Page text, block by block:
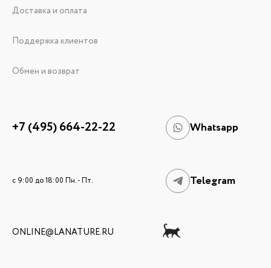
Доставка и оплата
Поддержка клиентов
Обмен и возврат
+7 (495) 664-22-22 Whatsapp
c 9:00 до 18:00 Пн. - Пт. Telegram
ONLINE@LANATURE.RU